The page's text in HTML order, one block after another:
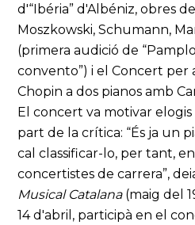
d'“Ibéria” d'Albéniz, obres
Moszkowski, Schumann,
(primera audició de
convento”) i el Concert per
Chopin a dos pianos amb
El concert va motivar
part de la crítica: “És ja un
cal classificar-lo, per tant,
concertistes de carrera”,
Musical Catalana(maig del
14 d'abril, participà en el